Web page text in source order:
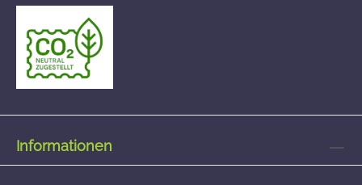
Informationen